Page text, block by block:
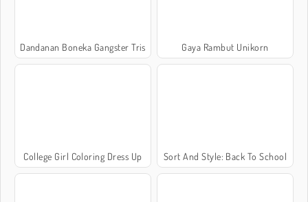
Dandanan Boneka Gangster Tris Gaya Rambut Unikorn
College Girl Coloring Dress Up Sort And Style: Back To School